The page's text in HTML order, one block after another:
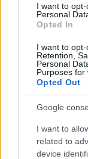
I want to
Personal
Opted In
I want to opt-
Retention,
Personal
Purposes for
Opted Out
Google
I want to
related to
device